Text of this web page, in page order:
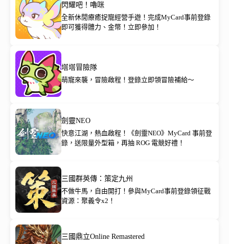
閃耀吧！嚕咪
全新休閒療癒捉寵經營手遊！完成MyCard事前登錄
即可獲得體力、金幣！立即參加！
塔塔冒險隊
萌寵來襲，冒險啟程！登錄立即領冒險補給～
劍靈NEO
快意江湖，熱血啟程！《劍靈NEO》MyCard 事前登
錄，送限量外型箱，再抽 ROG 電競好禮！
三國群英傳：策定九州
不做牛馬，自由開打！參與MyCard事前登錄領征戰
資源：聚義令x2！
三國鼎立Online Remastered